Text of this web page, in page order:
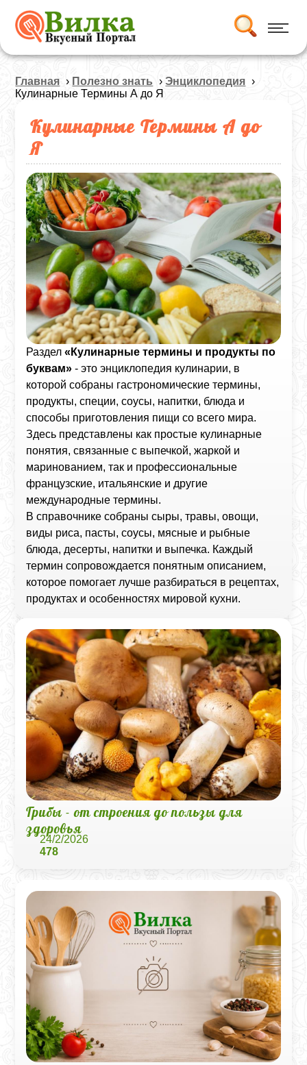
Главная › Полезно знать ›Энциклопедия ›
Кулинарные Термины А до Я
Кулинарные Термины А до
Я
Раздел«Кулинарные термины и продукты по
буквам» - это энциклопедия кулинарии, в
которой собраны гастрономические термины,
продукты, специи, соусы, напитки, блюда и
способы приготовления пищи со всего мира.
Здесь представлены как простые кулинарные
понятия, связанные с выпечкой, жаркой и
маринованием, так и профессиональные
французские, итальянские и другие
международные термины.
В справочнике собраны сыры, травы, овощи,
виды риса, пасты, соусы, мясные и рыбные
блюда, десерты, напитки и выпечка. Каждый
термин сопровождается понятным описанием,
которое помогает лучше разбираться в рецептах,
продуктах и особенностях мировой кухни.
Грибы - от строения до пользы для
здоровья
24/2/2026
478